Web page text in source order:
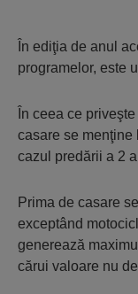
În ediţia de anul
programelor, este
În ceea ce
casare se menţine
cazul predării a 2
Prima de casare
exceptând
generează
cărui valoare nu